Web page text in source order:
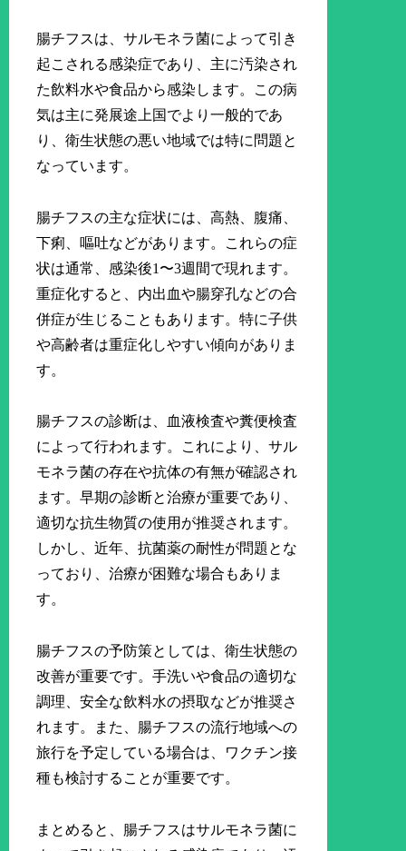
腸チフスは、サルモネラ菌によって引き
起こされる感染症であり、主に汚染され
た飲料水や食品から感染します。この病
気は主に発展途上国でより一般的であ
り、衛生状態の悪い地域では特に問題と
なっています。
腸チフスの主な症状には、高熱、腹痛、
下痢、嘔吐などがあります。これらの症
状は通常、感染後1〜3週間で現れます。
重症化すると、内出血や腸穿孔などの合
併症が生じることもあります。特に子供
や高齢者は重症化しやすい傾向がありま
す。
腸チフスの診断は、血液検査や糞便検査
によって行われます。これにより、サル
モネラ菌の存在や抗体の有無が確認され
ます。早期の診断と治療が重要であり、
適切な抗生物質の使用が推奨されます。
しかし、近年、抗菌薬の耐性が問題とな
っており、治療が困難な場合もありま
す。
腸チフスの予防策としては、衛生状態の
改善が重要です。手洗いや食品の適切な
調理、安全な飲料水の摂取などが推奨さ
れます。また、腸チフスの流行地域への
旅行を予定している場合は、ワクチン接
種も検討することが重要です。
まとめると、腸チフスはサルモネラ菌に